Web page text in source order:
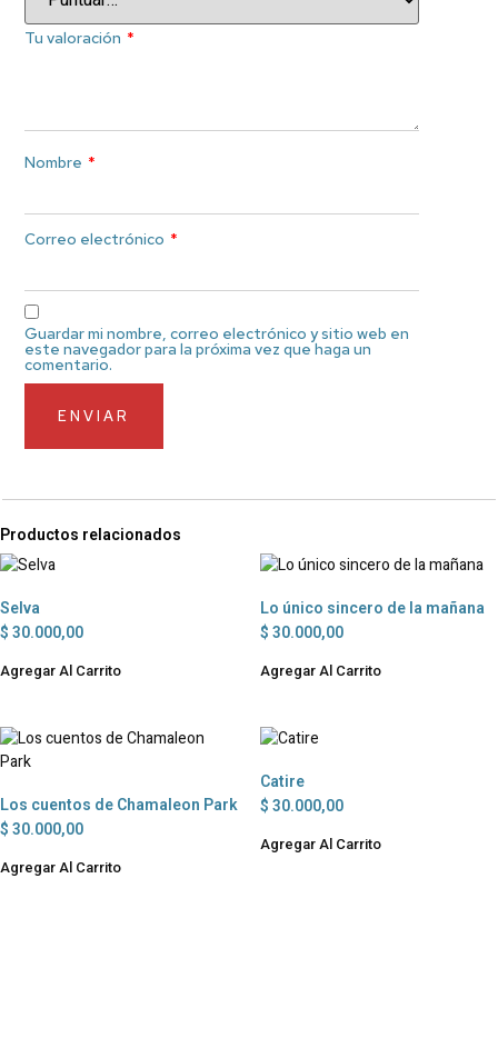
Tu valoración *
Nombre *
Correo electrónico *
Guardar mi nombre, correo electrónico y sitio web en
este navegador para la próxima vez que haga un
comentario.
Productos relacionados
Selva
$ 30.000,00
Agregar Al Carrito
Lo único sincero de la mañana
$ 30.000,00
Agregar Al Carrito
Los cuentos de Chamaleon Park
$ 30.000,00
Agregar Al Carrito
Catire
$ 30.000,00
Agregar Al Carrito